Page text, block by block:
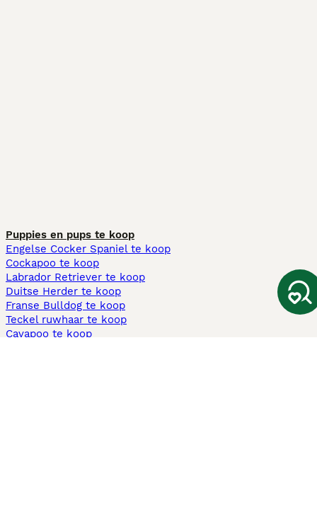
Puppies en pups te koop
Engelse Cocker Spaniel te koop
Cockapoo te koop
Labrador Retriever te koop
Duitse Herder te koop
Franse Bulldog te koop
Teckel ruwhaar te koop
Cavapoo te koop